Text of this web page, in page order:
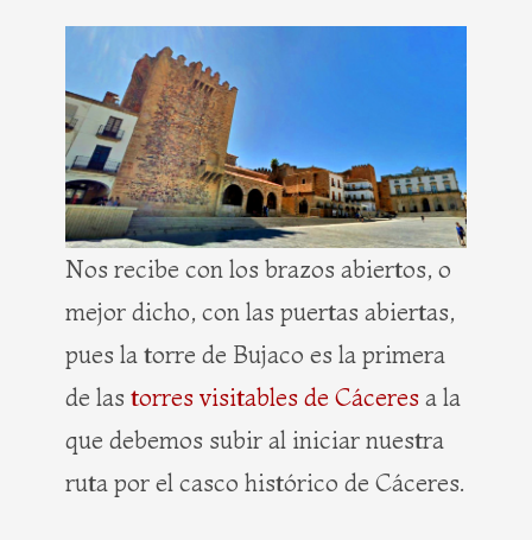
Nos recibe con los brazos abiertos, o
mejor dicho, con las puertas abiertas,
pues la torre de Bujaco es la primera
de las torres visitables de Cáceres a la
que debemos subir al iniciar nuestra
ruta por el casco histórico de Cáceres.